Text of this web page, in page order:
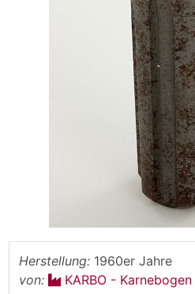
Herstellung: 1960er Jahre
von:
KARBO - Karnebogen